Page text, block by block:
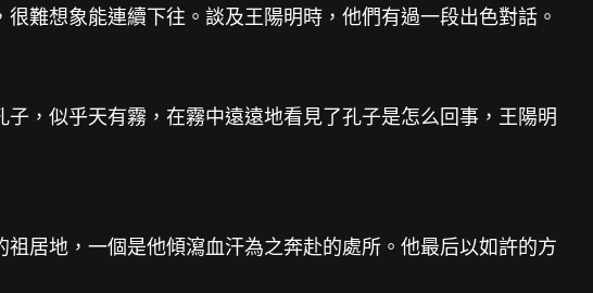
難想象能連續下往。談及王陽明時，他們有過一段出色對話。
，似乎天有霧，在霧中遠遠地看見了孔子是怎么回事，王陽明
居地，一個是他傾瀉血汗為之奔赴的處所。他最后以如許的方